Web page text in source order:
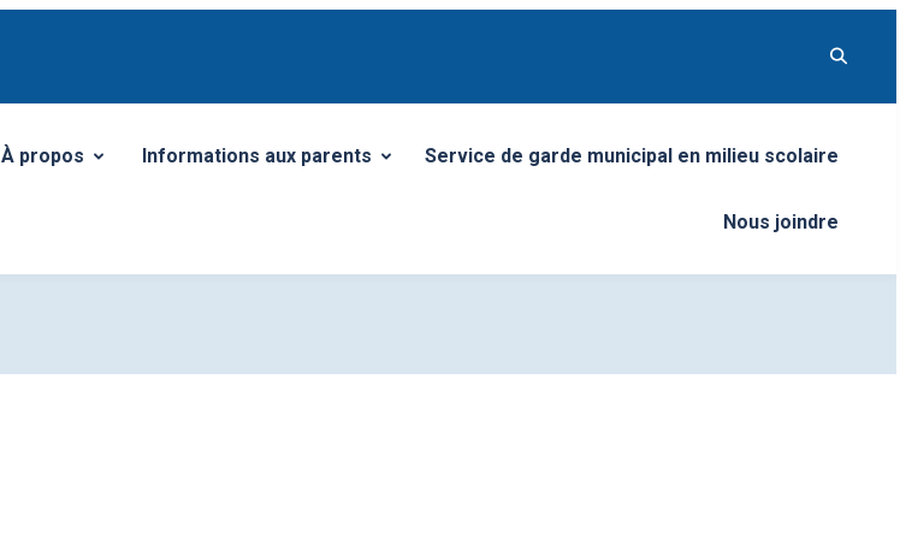
À propos
Ouvrir/Fermer le sous-menuInformations aux parents
Ouvrir/Fermer le sous-menu Service de garde municipal en milieu scolaire
Nous joindre